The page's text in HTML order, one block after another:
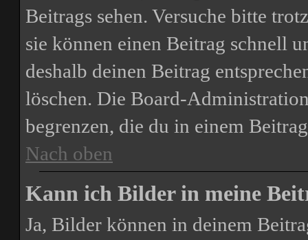
Beitrags sehen. Versuche bitte
sie können einen Beitrag schnell
deshalb deinen Beitrag
löschen. Die Board-
begrenzen, die du in einem
Nach oben
Kann ich Bilder in meine
Ja, Bilder können in deinem